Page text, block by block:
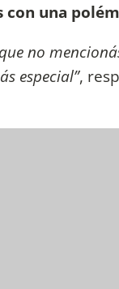
una
no
especial”,